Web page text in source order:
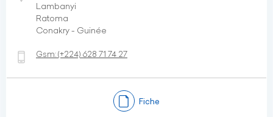
Lambanyi
Ratoma
Conakry - Guinée
Gsm:(+224) 628 71 74 27
Fiche